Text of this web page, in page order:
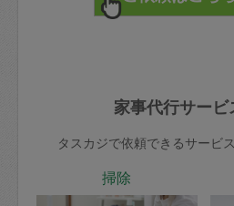
家事代行サービ
タスカジで依頼できるサービ
掃除